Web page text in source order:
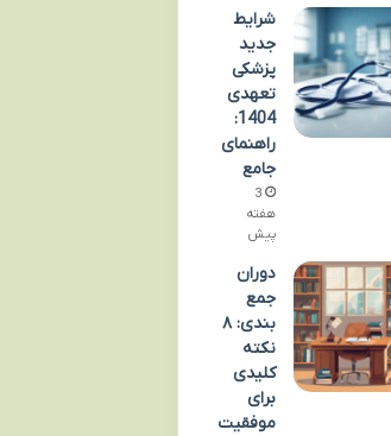
شرایط
جدید
پزشکی
تعهدی
1404:
راهنمای
جامع
3
هفته
پیش
دوران
جمع
بندی: ۸
نکته
کلیدی
برای
موفقیت